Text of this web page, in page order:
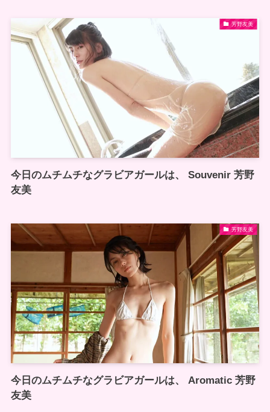
芳野友美
今日のムチムチなグラビアガールは、 Souvenir 芳野
友美
芳野友美
今日のムチムチなグラビアガールは、 Aromatic 芳野
友美